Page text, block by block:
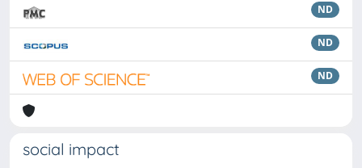
ND
ND
ND
social impact